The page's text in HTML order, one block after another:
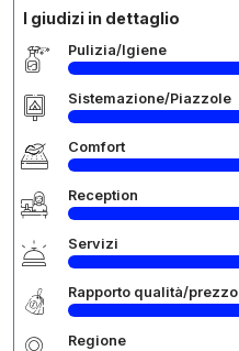
I giudizi in dettaglio
Pulizia/Igiene
Sistemazione/Piazzole
Comfort
Reception
Servizi
Rapporto qualità/prezzo
Regione